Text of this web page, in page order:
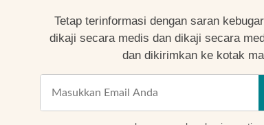
Tetap terinformasi dengan saran
dikaji secara medis dan dikaji secara
dan dikirimkan ke kotak